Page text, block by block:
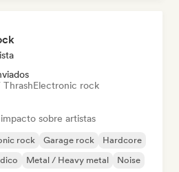
Electronic rock
sobre artistas
rock Garage rock
Hardcore
Metal / Heavy metal Noise